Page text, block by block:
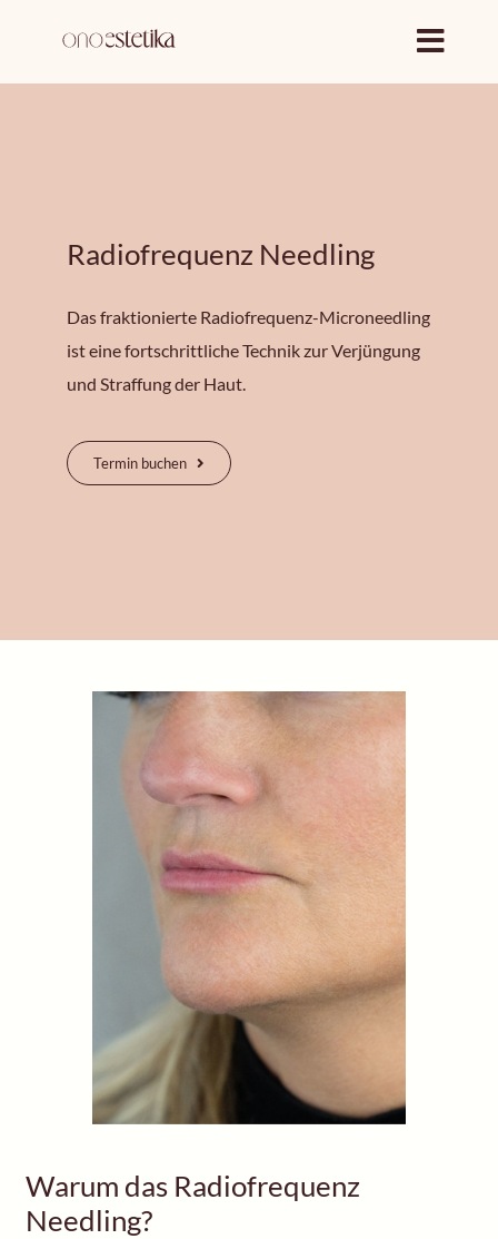
springen
Radiofrequenz Needling
Das fraktionierte Radiofrequenz-Microneedling
ist eine fortschrittliche Technik zur Verjüngung
und Straffung der Haut.
Termin buchen
Warum das Radiofrequenz
Needling?